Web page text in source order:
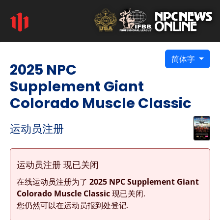
简体字
2025 NPC
Supplement Giant
Colorado Muscle Classic
运动员注册
运动员注册 现已关闭
在线运动员注册为了 2025 NPC Supplement Giant
Colorado Muscle Classic现已关闭.
您仍然可以在运动员报到处登记.